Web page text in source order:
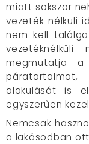
miatt sokszor
vezeték nélküli
nem kell
vezetéknélküli
megmutatja
alakulását is
egyszerűen
Nemcsak
a lakásodban